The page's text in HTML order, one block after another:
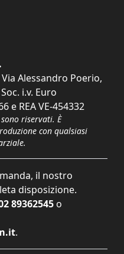
Alessandro Poerio,
i.v. Euro
e REA VE-454332
riservati. È
con qualsiasi
il nostro
disposizione.
89362545 o
.